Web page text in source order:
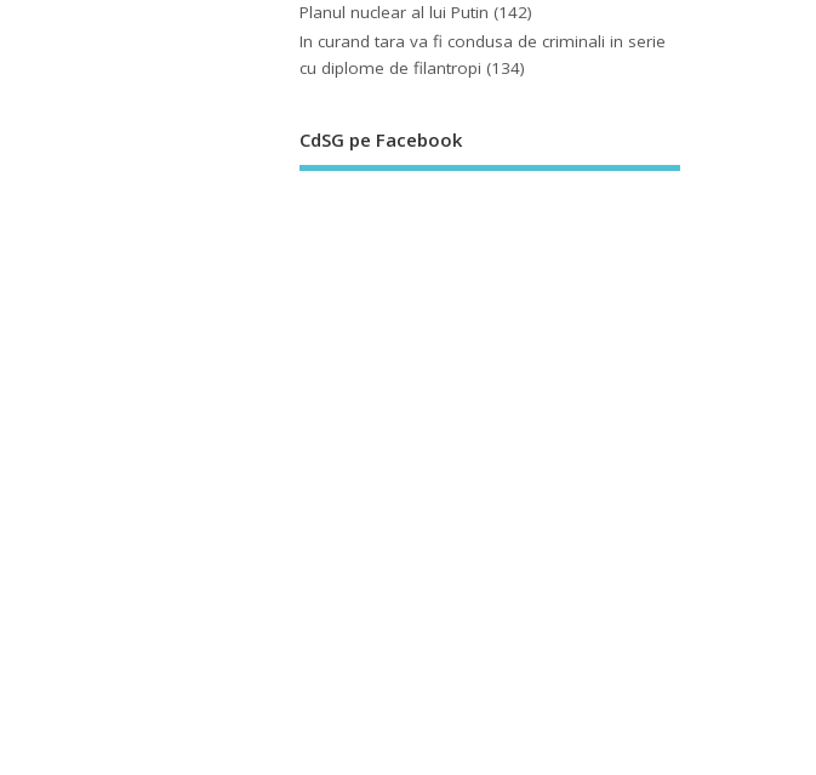
Planul nuclear al lui Putin (142)
In curand tara va fi condusa de criminali in serie
cu diplome de filantropi (134)
CdSG pe Facebook